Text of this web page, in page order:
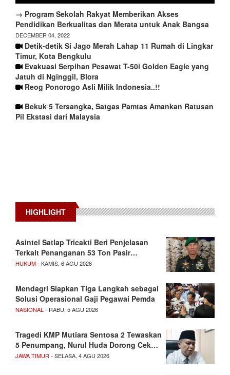
→ Program Sekolah Rakyat Memberikan Akses
Pendidikan Berkualitas dan Merata untuk Anak Bangsa
DECEMBER 04, 2022
Detik-detik Si Jago Merah Lahap 11 Rumah di Lingkar
Timur, Kota Bengkulu
Evakuasi Serpihan Pesawat T-50i Golden Eagle yang
Jatuh di Nginggil, Blora
Reog Ponorogo Asli Milik Indonesia..!!
Bekuk 5 Tersangka, Satgas Pamtas Amankan Ratusan
Pil Ekstasi dari Malaysia
HIGHLIGHT
Asintel Satlap Tricakti Beri Penjelasan
Terkait Penanganan 53 Ton Pasir…
HUKUM- KAMIS, 6 AGU 2026
Mendagri Siapkan Tiga Langkah sebagai
Solusi Operasional Gaji Pegawai Pemda
NASIONAL - RABU, 5 AGU 2026
Tragedi KMP Mutiara Sentosa 2 Tewaskan
5 Penumpang, Nurul Huda Dorong Cek…
JAWA TIMUR - SELASA, 4 AGU 2026